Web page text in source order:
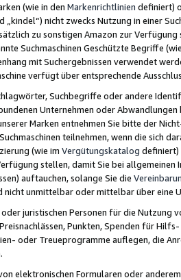
(wie in den Markenrichtlinien definiert)
„kindel“) nicht zwecks Nutzung in einer
zu sonstigen Amazon zur
Suchmaschinen Geschützte Begriffe
mit Suchergebnissen verwendet
verfügt über entsprechende
Suchbegriffe oder andere
Unternehmen oder
Marken entnehmen Sie bitte der
teilnehmen, wenn die sich
(wie im Vergütungskatalog definiert)
stellen, damit Sie bei
auftauchen, solange Sie die
nicht unmittelbar oder mittelbar über eine
juristischen Personen für die Nutzung
Punkten, Spenden für
oder Treueprogramme auflegen, die
elektronischen Formularen oder